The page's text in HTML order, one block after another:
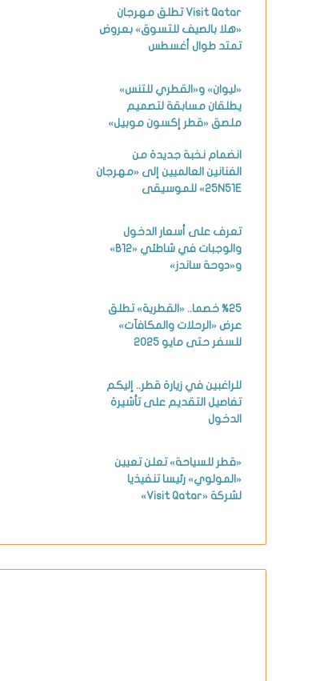
Visit Qatar تطلق مهرجان
«هلا بالصيف للتسوق» بعروض
تمتد طوال أغسطس
«ليوان» و«القطري للتنس»
يطلقان مسابقة لتصميم
ملصق «قطر إكسون موبيل»
انضمام نخبة جديدة من
الفنانين العالميين إلى «مهرجان
25N51E» للموسيقى
تعرف على أسعار الدخول
والوجبات في شاطئي «B12»
و«دوحة ساندز»
%25 خصما.. «القطرية» تطلق
عرض «الرحلات والمكافآت»
للسفر حتى مايو 2025
للراغبين في زيارة قطر.. إليكم
تفاصيل التقديم على تأشيرة
الدخول
«قطر للسياحة» تعلن تعيين
«المولوي» رئيسا تنفيذيا
لشركة «Visit Qatar»